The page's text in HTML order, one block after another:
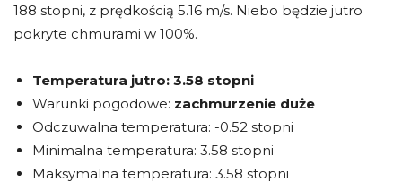
188 stopni, z prędkością 5.16 m/s. Niebo będzie jutro
pokryte chmurami w 100%.
Temperatura jutro: 3.58 stopni
Warunki pogodowe: zachmurzenie duże
Odczuwalna temperatura: -0.52 stopni
Minimalna temperatura: 3.58 stopni
Maksymalna temperatura: 3.58 stopni